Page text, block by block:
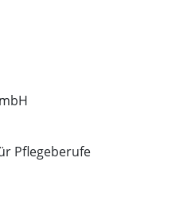
Pflegeberufe